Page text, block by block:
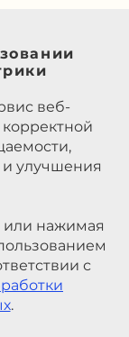
веб-
улучшения
или нажимая
с
.